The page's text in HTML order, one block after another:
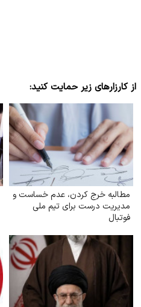
از کارزارهای زیر حمایت کنید:
مطالبه خرج کردن، عدم خساست و
مدیریت درست برای تیم ملی
فوتبال